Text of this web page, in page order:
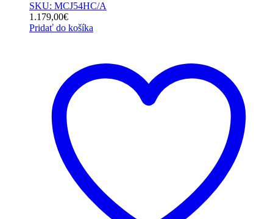
SKU: MCJ54HC/A
1.179,00€
Pridať do košíka